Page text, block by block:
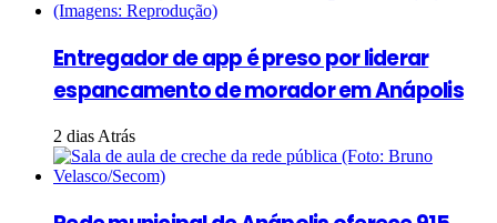
Entregador de app é preso por liderar
espancamento de morador em Anápolis
2 dias Atrás